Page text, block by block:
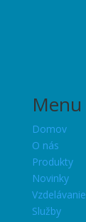
Menu
Domov
O nás
Produkty
Novinky
Vzdelávanie
Služby